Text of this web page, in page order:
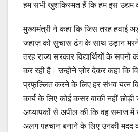
हम सभी खुशकिस्मत हैं कि हम इस उद्यम
मुख्यमंत्री ने कहा कि जिस तरह हवाई
जहाज़ को सुचारू ढंग के साथ उड़ान
तरह राज्य सरकार विद्यार्थियों के
कर रही है। उन्होंने ज़ोर देकर कहा कि
प्रफुल्लित करने के लिए हर संभव यत्न
कार्य के लिए कोई कसर बाकी नहीं
अध्यापकों से अपील की कि वह समाज में
अलग पहचान बनाने के लिए उनकी मदद